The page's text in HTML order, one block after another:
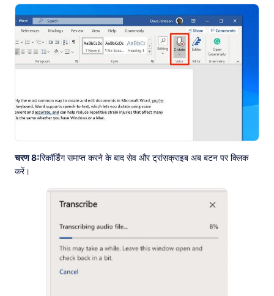
चरण 8:रिकॉर्डिंग समाप्त करने के बाद सेव और ट्रांसक्राइब अब बटन पर क्लिक
करें।